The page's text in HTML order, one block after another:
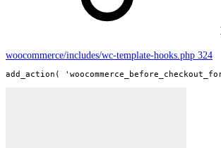
woocommerce/includes/wc-template-hooks.php 324
add_action(